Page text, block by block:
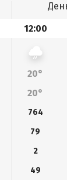
12:00
20°
20°
764
79
2
49